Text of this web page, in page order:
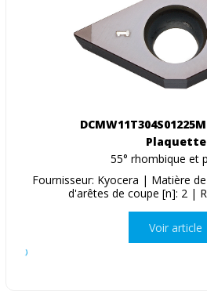
Plaquette
55° rhombique et
Fournisseur: Kyocera | Matière
d'arêtes de coupe [n]: 2 |
Voir article